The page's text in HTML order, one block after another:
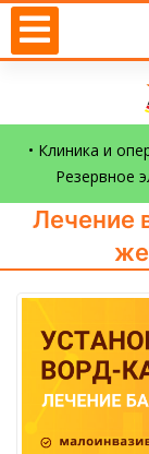
• Клиника и
Резервное
Лечение